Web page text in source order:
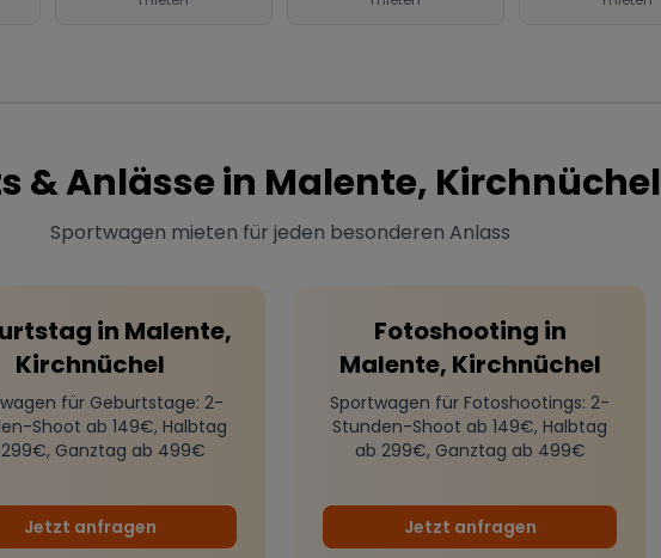
& Anlässe in Malente, Kirchnüchel
Sportwagen mieten für jeden besonderen Anlass
in Malente,
Kirchnüchel
für Geburtstage: 2-
Shoot ab 149€, Halbtag
Ganztag ab 499€
Jetzt anfragen
Fotoshooting in
Malente, Kirchnüchel
Sportwagen für Fotoshootings: 2-
Stunden-Shoot ab 149€, Halbtag
ab 299€, Ganztag ab 499€
Jetzt anfragen